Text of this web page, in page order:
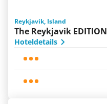
Reykjavik, Island
The Reykjavik EDITION
Hoteldetails